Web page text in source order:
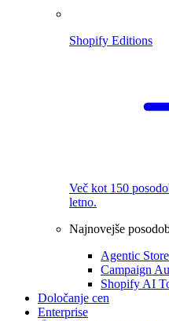
Shopify Editions
Več kot 150
letno.
Najnovejše
Agentic
Campaign
Shopify AI
Določanje cen
Enterprise